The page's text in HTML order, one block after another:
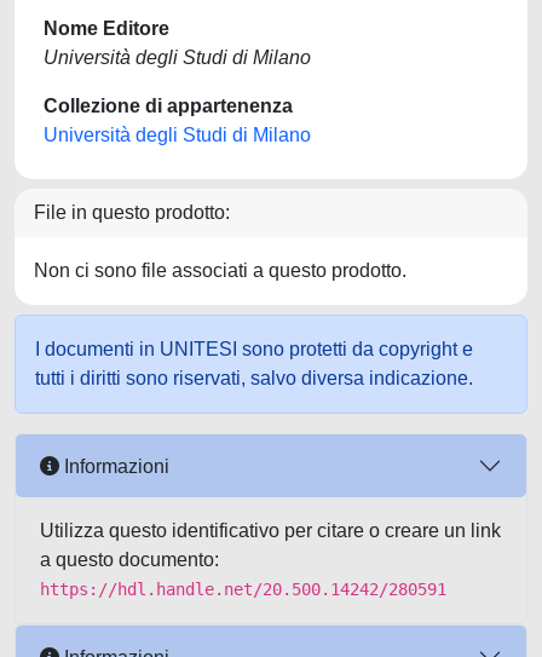
Nome Editore
Università degli Studi di Milano
Collezione di appartenenza
Università degli Studi di Milano
File in questo prodotto:
Non ci sono file associati a questo prodotto.
I documenti in UNITESI sono protetti da copyright e
tutti i diritti sono riservati, salvo diversa indicazione.
Informazioni
Utilizza questo identificativo per citare o creare un link
a questo documento:
https://hdl.handle.net/20.500.14242/280591